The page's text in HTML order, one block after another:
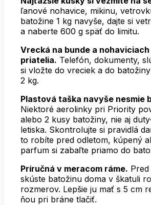
ľanové nohavice, mikinu,
batožine 1 kg navyše, dajte si
a naberte 600 g späť do limitu.
Vrecká na bunde a
priatelia. Telefón, dokumenty,
si vložte do vreciek a do
2 kg.
Plastová taška navyše nesmie
Niektoré aerolinky pri Priority
alebo 2 kusy batožiny, nie aj
letiska. Skontrolujte si pravidlá
to robíte pred odletom, kúpený
parfum si zabaľte priamo do
Príručná v meracom ráme.
skúste batožinu doma v škatuli
rozmerov. Lepšie ju mať s 5 cm
ňou pri bráne tlačiť.